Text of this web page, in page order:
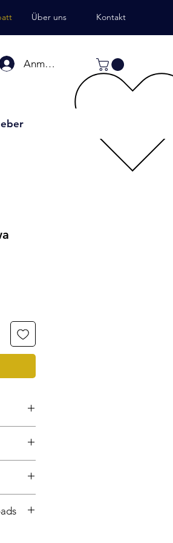
Über uns Kontakt
Anmelden
einem